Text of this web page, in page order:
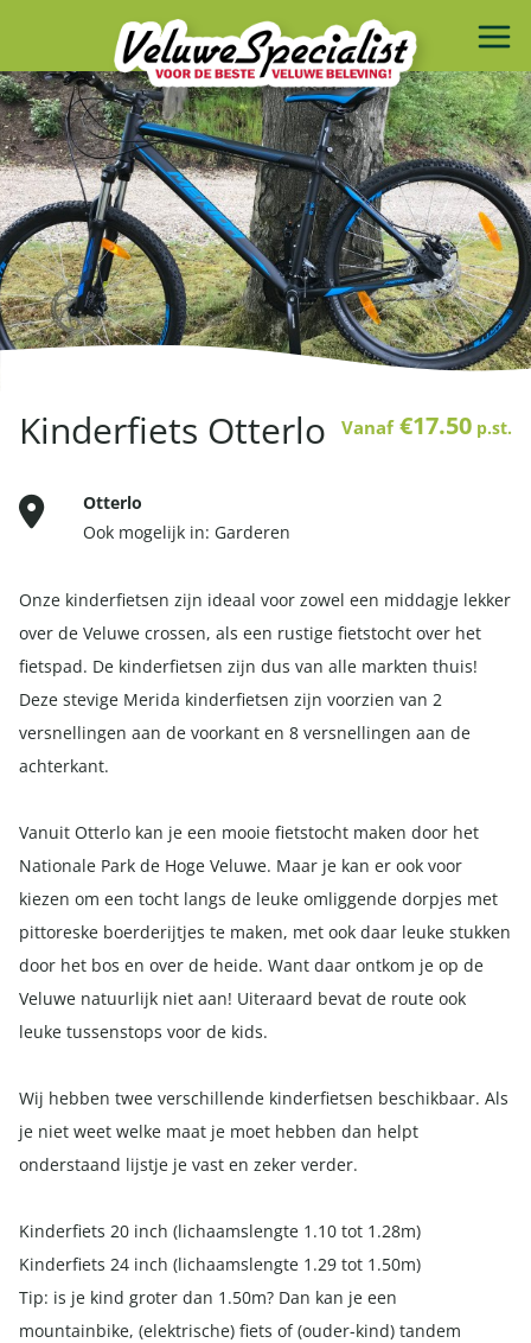
Kinderfiets Otterlo Vanaf€17.50 p.st.
Otterlo
Ook mogelijk in: Garderen
Onze kinderfietsen zijn ideaal voor zowel een middagje lekker
over de Veluwe crossen, als een rustige fietstocht over het
fietspad. De kinderfietsen zijn dus van alle markten thuis!
Deze stevige Merida kinderfietsen zijn voorzien van 2
versnellingen aan de voorkant en 8 versnellingen aan de
achterkant.
Vanuit Otterlo kan je een mooie fietstocht maken door het
Nationale Park de Hoge Veluwe. Maar je kan er ook voor
kiezen om een tocht langs de leuke omliggende dorpjes met
pittoreske boerderijtjes te maken, met ook daar leuke stukken
door het bos en over de heide. Want daar ontkom je op de
Veluwe natuurlijk niet aan! Uiteraard bevat de route ook
leuke tussenstops voor de kids.
Wij hebben twee verschillende kinderfietsen beschikbaar. Als
je niet weet welke maat je moet hebben dan helpt
onderstaand lijstje je vast en zeker verder.
Kinderfiets 20 inch (lichaamslengte 1.10 tot 1.28m)
Kinderfiets 24 inch (lichaamslengte 1.29 tot 1.50m)
Tip: is je kind groter dan 1.50m? Dan kan je een
mountainbike, (elektrische) fiets of (ouder-kind) tandem